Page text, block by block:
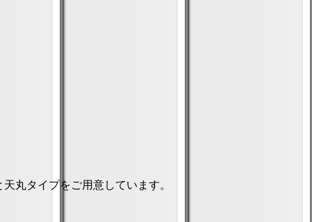
丸タイプをご用意しています。